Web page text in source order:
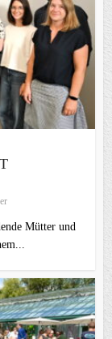
Mütter und